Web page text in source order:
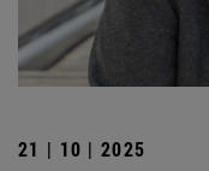
21 | 10 | 2025